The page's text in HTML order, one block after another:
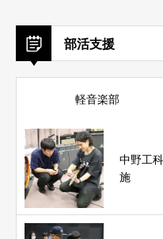
部活支援
軽音楽部
中野工
施